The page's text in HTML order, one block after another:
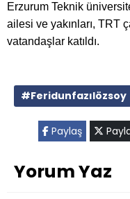
Erzurum Teknik
ailesi ve yakınları, TRT
vatandaşlar katıldı.
#Feridunfazılözsoy
Paylaş
Yorum Yaz